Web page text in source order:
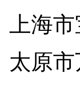
上海
太原